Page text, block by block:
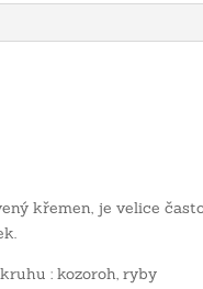
křemen, je velice
: kozoroh, ryby